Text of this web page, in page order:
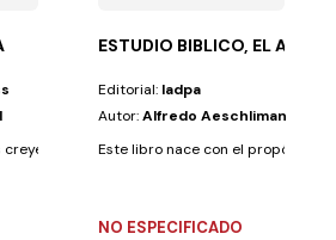
están clamando a Dios por un
ESTUDIO BIBLICO, EL
Editorial: Iadpa
Autor:Alfredo Aeschliman
Este libro nace con el propósito
NO ESPECIFICADO